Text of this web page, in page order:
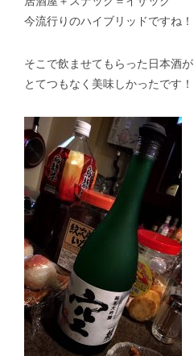
今流行りのハイブリッドですね！
そこで飲ませてもらった日本酒が
とてつもなく美味しかったです！